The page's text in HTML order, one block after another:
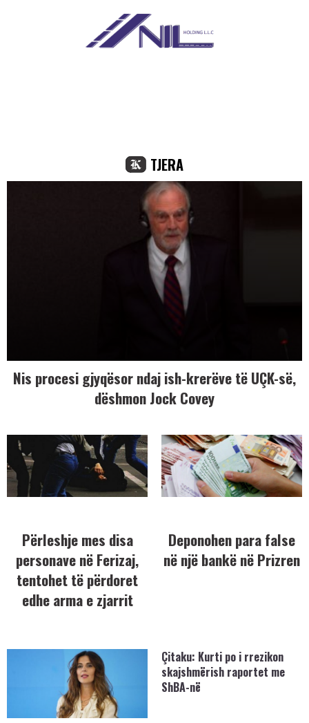
TJERA
Nis procesi gjyqësor ndaj ish-krerëve të UÇK-së,
dëshmon Jock Covey
Përleshje mes disa
personave në Ferizaj,
tentohet të përdoret
edhe arma e zjarrit
Deponohen para false
në një bankë në Prizren
Çitaku: Kurti po i rrezikon
skajshmërish raportet me
ShBA-në